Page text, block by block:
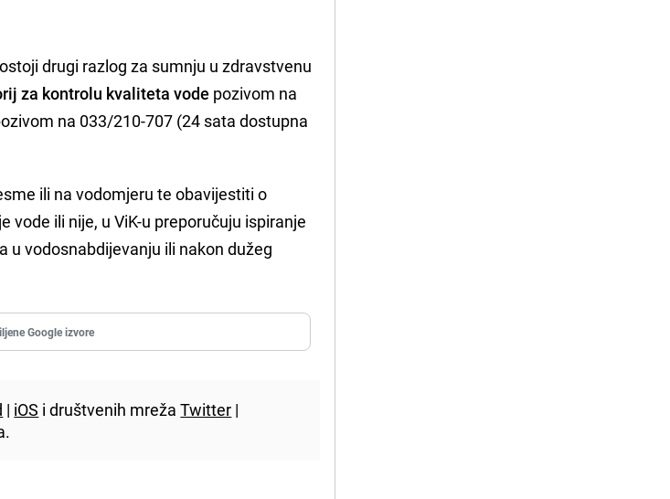
drugi razlog za sumnju u zdravstvenu
za kontrolu kvaliteta vode pozivom na
na 033/210-707 (24 sata dostupna
ili na vodomjeru te obavijestiti o
vode ili nije, u ViK-u preporučuju ispiranje
u vodosnabdijevanju ili nakon dužeg
Google izvore
| iOS i društvenih mrežaTwitter |